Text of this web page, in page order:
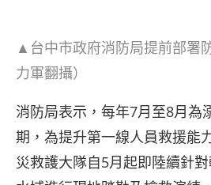
▲台中市政府消防局提前部署
力軍翻攝）
消防局表示，每年7月至8月為
期，為提升第一線人員救援能
災救護大隊自5月起即陸續針